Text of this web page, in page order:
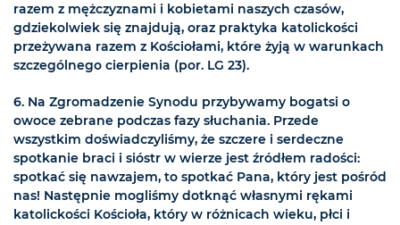
razem z mężczyznami i kobietami naszych czasów,
gdziekolwiek się znajdują, oraz praktyka katolickości
przeżywana razem z Kościołami, które żyją w warunkach
szczególnego cierpienia (por. LG 23).
6. Na Zgromadzenie Synodu przybywamy bogatsi o
owoce zebrane podczas fazy słuchania. Przede
wszystkim doświadczyliśmy, że szczere i serdeczne
spotkanie braci i sióstr w wierze jest źródłem radości:
spotkać się nawzajem, to spotkać Pana, który jest pośród
nas! Następnie mogliśmy dotknąć własnymi rękami
katolickości Kościoła, który w różnicach wieku, płci i